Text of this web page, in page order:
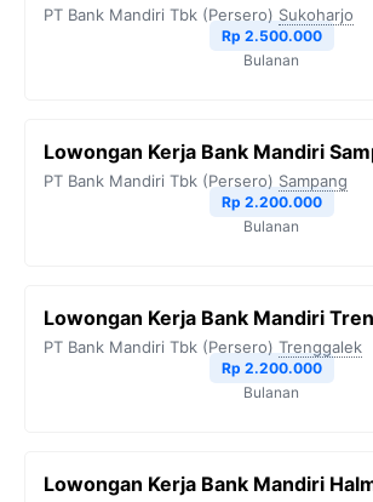
PT Bank Mandiri Tbk (Persero) Sukoharjo
Rp 2.500.000
Bulanan
Lowongan Kerja Bank Mandiri
PT Bank Mandiri Tbk (Persero) Sampang
Rp 2.200.000
Bulanan
Lowongan Kerja Bank Mandiri
PT Bank Mandiri Tbk (Persero) Trenggalek
Rp 2.200.000
Bulanan
Lowongan Kerja Bank Mandiri